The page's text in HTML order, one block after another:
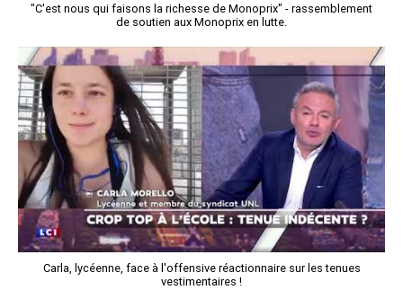
"C'est nous qui faisons la richesse de Monoprix" - rassemblement
de soutien aux Monoprix en lutte.
Carla, lycéenne, face à l'offensive réactionnaire sur les tenues
vestimentaires !